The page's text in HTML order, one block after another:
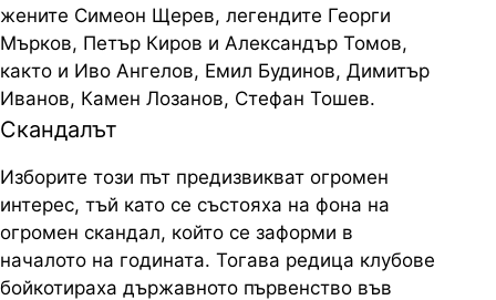
жените Симеон Щерев, легендите Георги
Мърков, Петър Киров и Александър Томов,
както и Иво Ангелов, Емил Будинов, Димитър
Иванов, Камен Лозанов, Стефан Тошев.
Скандалът
Изборите този път предизвикват огромен
интерес, тъй като се състояха на фона на
огромен скандал, който се заформи в
началото на годината. Тогава редица клубове
бойкотираха държавното първенство във